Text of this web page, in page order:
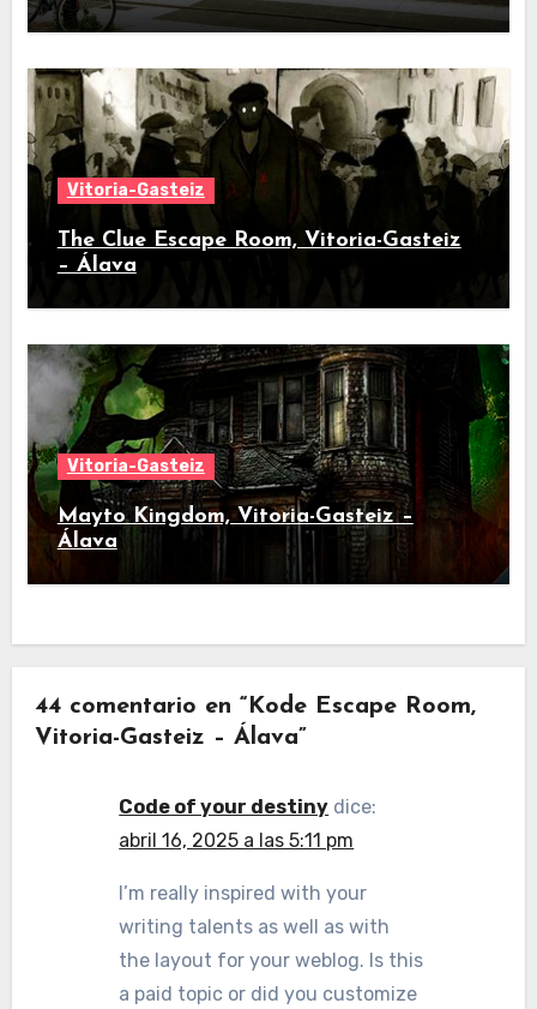
Vitoria-Gasteiz
The Clue Escape Room, Vitoria-Gasteiz
– Álava
Vitoria-Gasteiz
Mayto Kingdom, Vitoria-Gasteiz –
Álava
44 comentario en “Kode Escape Room,
Vitoria-Gasteiz – Álava”
Code of your destiny dice:
abril 16, 2025 a las 5:11 pm
I’m really inspired with your
writing talents as well as with
the layout for your weblog. Is this
a paid topic or did you customize